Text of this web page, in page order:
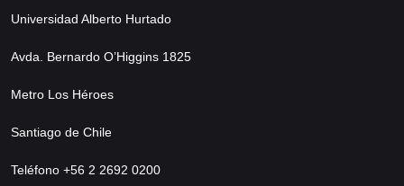
Universidad Alberto Hurtado
Avda. Bernardo O’Higgins 1825
Metro Los Héroes
Santiago de Chile
Teléfono +56 2 2692 0200